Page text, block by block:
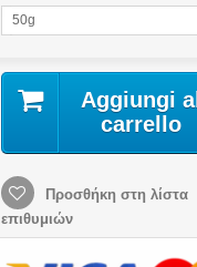
50g
Aggiungi al
carrello
Προσθήκη στη λίστα
επιθυμιών